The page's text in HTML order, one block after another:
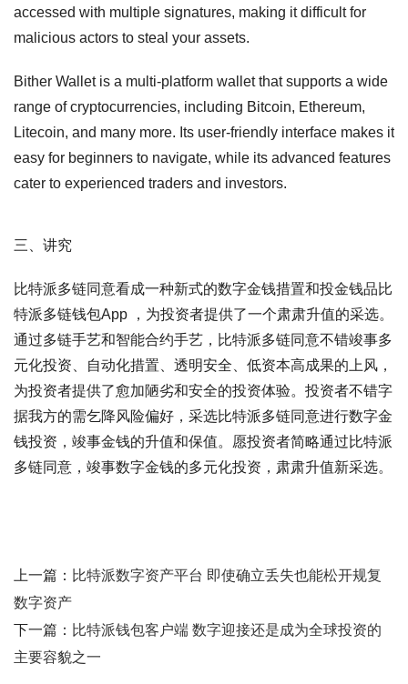
accessed with multiple signatures, making it difficult for
malicious actors to steal your assets.
Bither Wallet is a multi-platform wallet that supports a wide
range of cryptocurrencies, including Bitcoin, Ethereum,
Litecoin, and many more. Its user-friendly interface makes it
easy for beginners to navigate, while its advanced features
cater to experienced traders and investors.
三、讲究
比特派多链同意看成一种新式的数字金钱措置和投金钱品比
特派多链钱包App ，为投资者提供了一个肃肃升值的采选。
通过多链手艺和智能合约手艺，比特派多链同意不错竣事多
元化投资、自动化措置、透明安全、低资本高成果的上风，
为投资者提供了愈加陋劣和安全的投资体验。投资者不错字
据我方的需乞降风险偏好，采选比特派多链同意进行数字金
钱投资，竣事金钱的升值和保值。愿投资者简略通过比特派
多链同意，竣事数字金钱的多元化投资，肃肃升值新采选。
上一篇： 比特派数字资产平台 即使确立丢失也能松开规复
数字资产
下一篇： 比特派钱包客户端 数字迎接还是成为全球投资的
主要容貌之一